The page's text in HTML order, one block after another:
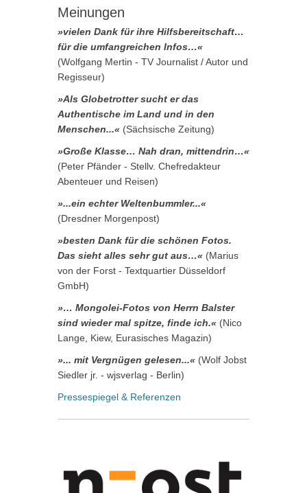
Meinungen
»vielen Dank für ihre Hilfsbereitschaft…
für die umfangreichen Infos…«
(Wolfgang Mertin - TV Journalist / Autor und
Regisseur)
»Als Globetrotter sucht er das
Authentische im Land und in den
Menschen...« (Sächsische Zeitung)
»Große Klasse… Nah dran, mittendrin…«
(Peter Pfänder - Stellv. Chefredakteur
Abenteuer und Reisen)
»...ein echter Weltenbummler...«
(Dresdner Morgenpost)
»besten Dank für die schönen Fotos.
Das sieht alles sehr gut aus…« (Marius
von der Forst - Textquartier Düsseldorf
GmbH)
»… Mongolei-Fotos von Herrn Balster
sind wieder mal spitze, finde ich.« (Nico
Lange, Kiew, Eurasisches Magazin)
»... mit Vergnügen gelesen...« (Wolf Jobst
Siedler jr. - wjsverlag - Berlin)
Pressespiegel & Referenzen